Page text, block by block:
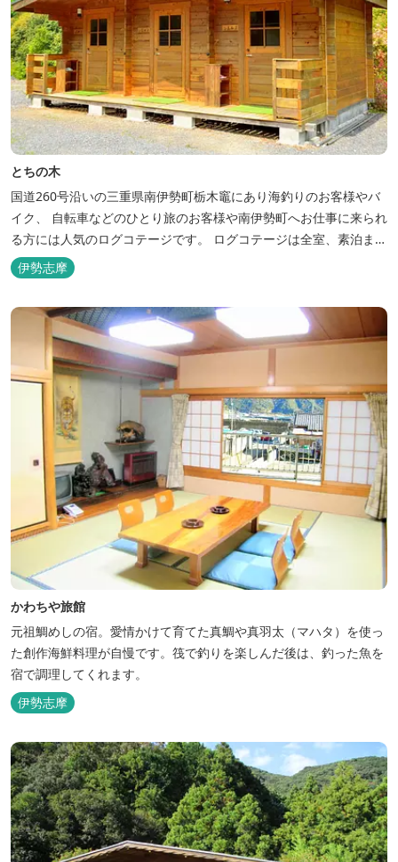
とちの木
国道260号沿いの三重県南伊勢町栃木竈にあり海釣りのお客様やバ
イク、 自転車などのひとり旅のお客様や南伊勢町へお仕事に来られ
る方には人気のログコテージです。 ログコテージは全室、素泊まり
となっており、おひとり様限定のお部屋、お二人様限定のお部屋、
3名様から5名様限定のお部屋とあります。 お風呂やトイレは別棟
に完備。 国道260号向いには喫茶食事とちの木では、お食事もでき
人気のトンテ...
伊勢志摩
かわちや旅館
元祖鯛めしの宿。愛情かけて育てた真鯛や真羽太（マハタ）を使っ
た創作海鮮料理が自慢です。筏で釣りを楽しんだ後は、釣った魚を
宿で調理してくれます。
伊勢志摩